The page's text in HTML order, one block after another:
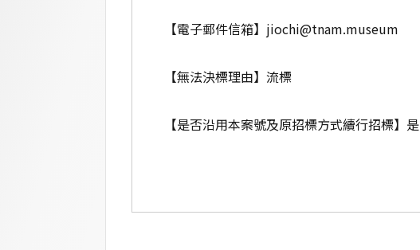
【電子郵件信箱】 jiochi@tnam.museum
【無法決標理由】流標
【是否沿用本案號及原招標方式續行招標】是